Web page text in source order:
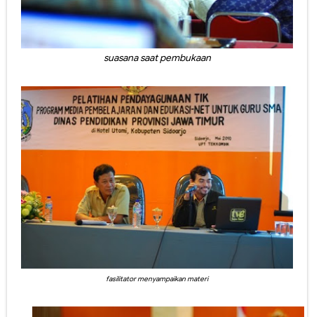
suasana saat pembukaan
fasilitator menyampaikan materi